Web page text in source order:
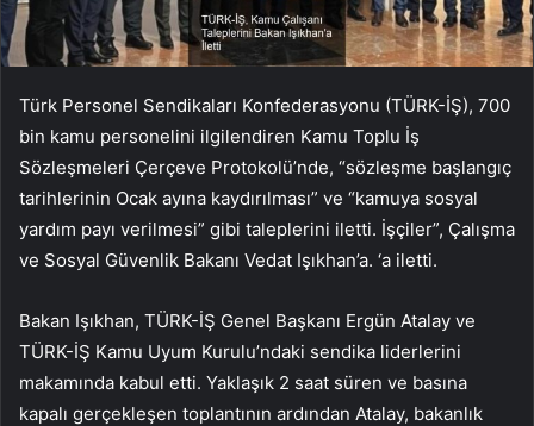
Türk Personel Sendikaları Konfederasyonu (TÜRK-İŞ), 700
bin kamu personelini ilgilendiren Kamu Toplu İş
Sözleşmeleri Çerçeve Protokolü’nde, “sözleşme başlangıç
​​tarihlerinin Ocak ayına kaydırılması” ve “kamuya sosyal
yardım payı verilmesi” gibi taleplerini iletti. İşçiler”, Çalışma
ve Sosyal Güvenlik Bakanı Vedat Işıkhan’a. ‘a iletti.
Bakan Işıkhan, TÜRK-İŞ Genel Başkanı Ergün Atalay ve
TÜRK-İŞ Kamu Uyum Kurulu’ndaki sendika liderlerini
makamında kabul etti. Yaklaşık 2 saat süren ve basına
kapalı gerçekleşen toplantının ardından Atalay, bakanlık